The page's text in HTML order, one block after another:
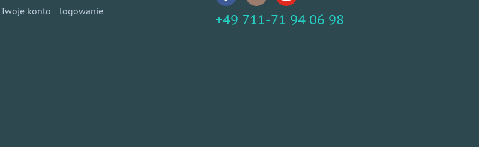
Twoje konto logowanie +49 711-71 94 06 98